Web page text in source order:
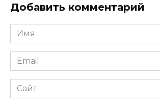
Добавить комментарий
Имя
*
Email
*
Сайт